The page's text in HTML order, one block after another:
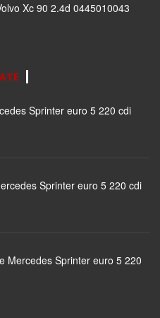
Xc 90 2.4d 0445010043
Sprinter euro 5 220 cdi
Sprinter euro 5 220 cdi
Mercedes Sprinter euro 5 220